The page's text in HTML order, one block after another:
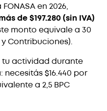
en 2026,
de $197.280 (sin IVA)
monto equivale a 30
y Contribuciones).
tu actividad durante
$16.440 por
a 2,5 BPC